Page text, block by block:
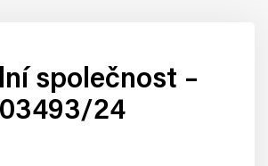
společnost –
24